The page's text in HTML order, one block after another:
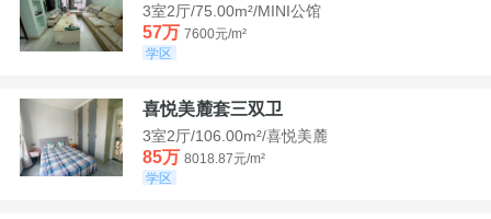
3室2厅/75.00m²/MINI公馆
57万 7600元/m²
学区
喜悦美麓套三双卫
3室2厅/106.00m²/喜悦美麓
85万 8018.87元/m²
学区